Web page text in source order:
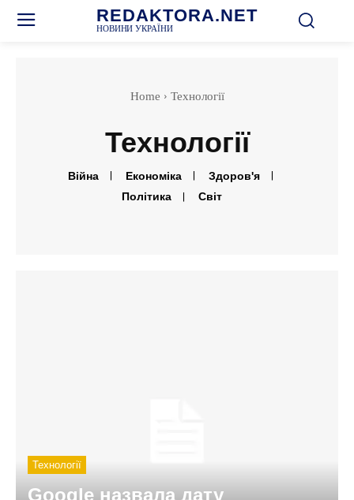
REDAKTORA.NET
НОВИНИ УКРАЇНИ
Home Технології
Технології
Війна Економіка
Здоров'я
Політика
Світ
Технології
Google назвала дату